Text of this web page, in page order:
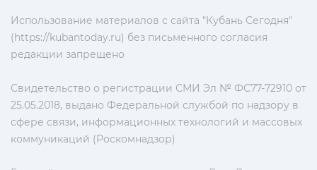
Использование материалов с сайта "Кубань Сегодня"
(https://kubantoday.ru) без письменного согласия
редакции запрещено
Свидетельство о регистрации СМИ Эл № ФС77-72910 от
25.05.2018, выдано Федеральной службой по надзору в
сфере связи, информационных технологий и массовых
коммуникаций (Роскомнадзор)